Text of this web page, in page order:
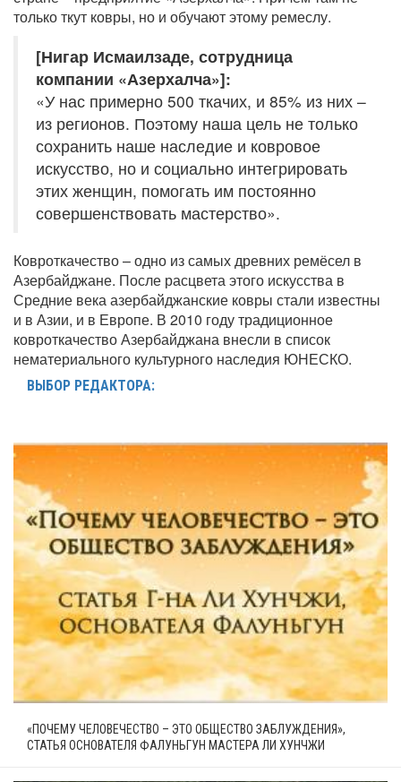
только ткут ковры, но и обучают этому ремеслу.
[Нигар Исмаилзаде, сотрудница
компании «Азерхалча»]:
«У нас примерно 500 ткачих, и 85% из них –
из регионов. Поэтому наша цель не только
сохранить наше наследие и ковровое
искусство, но и социально интегрировать
этих женщин, помогать им постоянно
совершенствовать мастерство».
Ковроткачество – одно из самых древних ремёсел в
Азербайджане. После расцвета этого искусства в
Средние века азербайджанские ковры стали известны
и в Азии, и в Европе. В 2010 году традиционное
ковроткачество Азербайджана внесли в список
нематериального культурного наследия ЮНЕСКО.
ВЫБОР РЕДАКТОРА:
«ПОЧЕМУ ЧЕЛОВЕЧЕСТВО – ЭТО ОБЩЕСТВО ЗАБЛУЖДЕНИЯ»,
СТАТЬЯ ОСНОВАТЕЛЯ ФАЛУНЬГУН МАСТЕРА ЛИ ХУНЧЖИ